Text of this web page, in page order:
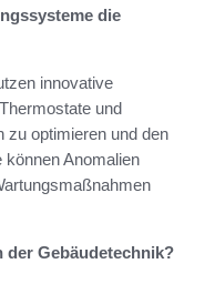
die
innovative
und
zu optimieren und den
Anomalien
der Gebäudetechnik?